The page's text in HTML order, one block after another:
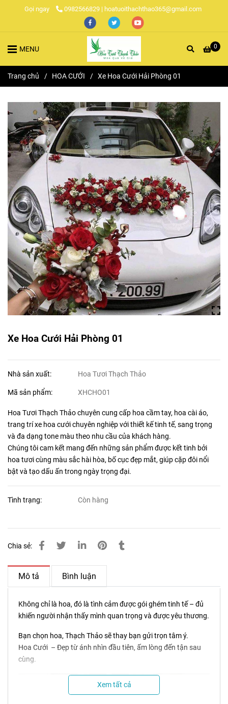
Gọi ngay 0982566829 | hoatuoithachthao365@gmail.com
0
MENU
Trang chủ / HOA CƯỚI / Xe Hoa Cưới Hải Phòng 01
Xe Hoa Cưới Hải Phòng 01
Nhà sản xuất: Hoa Tươi Thạch Thảo
Mã sản phẩm: XHCHO01
Hoa Tươi Thạch Thảo chuyên cung cấp hoa cầm tay, hoa cài áo,
trang trí xe hoa cưới chuyên nghiệp với thiết kế tinh tế, sang trọng
và đa dạng tone màu theo nhu cầu của khách hàng.
Chúng tôi cam kết mang đến những sản phẩm được kết tinh bởi
hoa tươi cùng màu sắc hài hòa, bố cục đẹp mắt, giúp cặp đôi nổi
bật và tạo dấu ấn trong ngày trọng đại.
Tình trạng: Còn hàng
Chia sẻ:
Mô tả Bình luận
Không chỉ là hoa, đó là tình cảm được gói ghém tinh tế – đủ
khiến người nhận thấy mình quan trọng và được yêu thương.
Bạn chọn hoa, Thạch Thảo sẽ thay bạn gửi trọn tâm ý.
Hoa Cưới – Đẹp từ ánh nhìn đầu tiên, ấm lòng đến tận sau
cùng.
Xem tất cả